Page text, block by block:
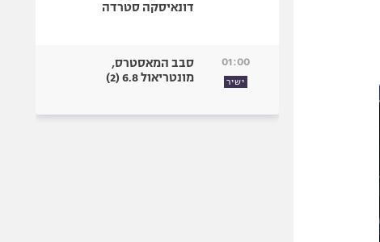
דונאיסקה סטרדה
01:00
ישיר
סבב המאסטרס,
מונטריאול 6.8 (2)